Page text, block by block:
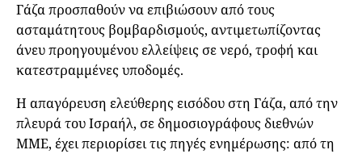
Γάζα προσπαθούν να επιβιώσουν από τους
ασταμάτητους βομβαρδισμούς, αντιμετωπίζοντας
άνευ προηγουμένου ελλείψεις σε νερό, τροφή και
κατεστραμμένες υποδομές.
Η απαγόρευση ελεύθερης εισόδου στη Γάζα, από την
πλευρά του Ισραήλ, σε δημοσιογράφους διεθνών
ΜΜΕ, έχει περιορίσει τις πηγές ενημέρωσης: από τη